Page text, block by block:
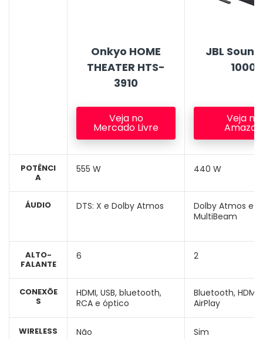
POTÊNCI
A
ÁUDIO
ALTO-
FALANTE
CONEXÕE
S
WIRELESS
Onkyo HOME
THEATER HTS-
3910
Veja no
Mercado Livre
555 W
DTS: X e Dolby Atmos
6
‎‎‎HDMI, USB, bluetooth,
RCA e óptico
Não
JBL
1000
Veja na
Amazon
440 W
Dolby Atmos e
MultiBeam
2
Bluetooth, HDMI
AirPlay
Sim